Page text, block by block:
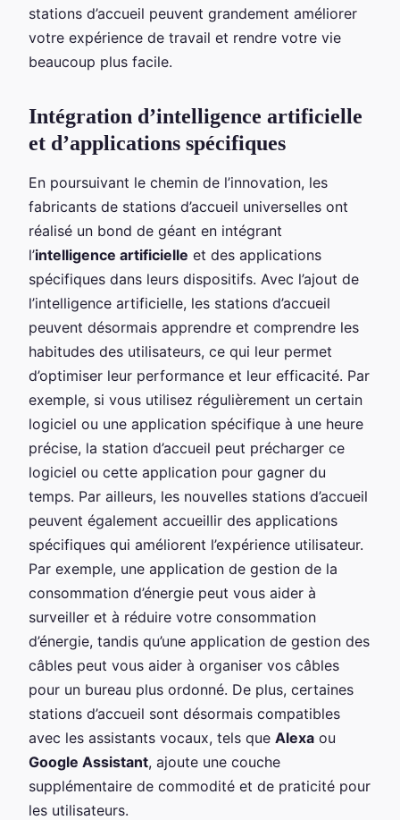
stations d’accueil peuvent grandement améliorer
votre expérience de travail et rendre votre vie
beaucoup plus facile.
Intégration d’intelligence artificielle
et d’applications spécifiques
En poursuivant le chemin de l’innovation, les
fabricants de stations d’accueil universelles ont
réalisé un bond de géant en intégrant
l’intelligence artificielle et des applications
spécifiques dans leurs dispositifs. Avec l’ajout de
l’intelligence artificielle, les stations d’accueil
peuvent désormais apprendre et comprendre les
habitudes des utilisateurs, ce qui leur permet
d’optimiser leur performance et leur efficacité. Par
exemple, si vous utilisez régulièrement un certain
logiciel ou une application spécifique à une heure
précise, la station d’accueil peut précharger ce
logiciel ou cette application pour gagner du
temps. Par ailleurs, les nouvelles stations d’accueil
peuvent également accueillir des applications
spécifiques qui améliorent l’expérience utilisateur.
Par exemple, une application de gestion de la
consommation d’énergie peut vous aider à
surveiller et à réduire votre consommation
d’énergie, tandis qu’une application de gestion des
câbles peut vous aider à organiser vos câbles
pour un bureau plus ordonné. De plus, certaines
stations d’accueil sont désormais compatibles
avec les assistants vocaux, tels que Alexa ou
Google Assistant, ajoute une couche
supplémentaire de commodité et de praticité pour
les utilisateurs.